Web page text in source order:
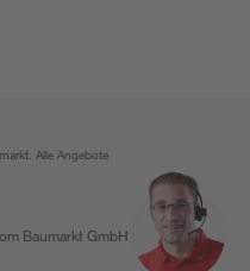
Alle Angebote
Baumarkt GmbH